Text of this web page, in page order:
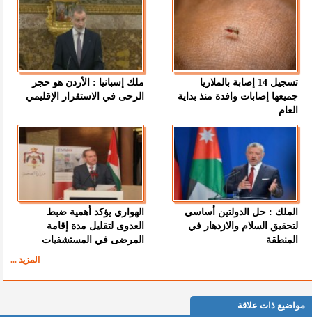
تسجيل 14 إصابة بالملاريا
جميعها إصابات وافدة منذ بداية
العام
ملك إسبانيا : الأردن هو حجر
الرحى في الاستقرار الإقليمي
الملك : حل الدولتين أساسي
لتحقيق السلام والازدهار في
المنطقة
الهواري يؤكد أهمية ضبط
العدوى لتقليل مدة إقامة
المرضى في المستشفيات
المزيد ...
مواضيع ذات علاقة